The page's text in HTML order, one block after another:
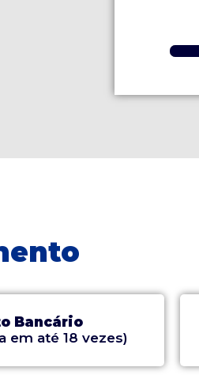
Bancário
em até 18 vezes)